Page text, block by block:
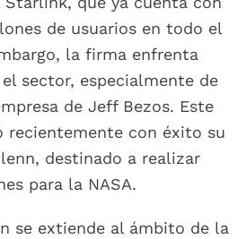
de usuarios en todo el
la firma enfrenta
sector, especialmente de
de Jeff Bezos. Este
recientemente con éxito su
destinado a realizar
para la NASA.
se extiende al ámbito de la